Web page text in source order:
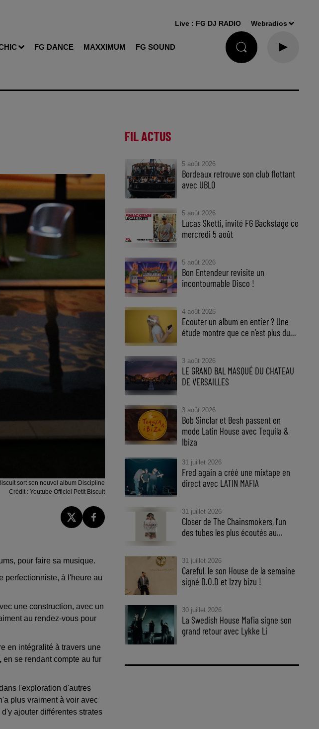
FG DANCE MAXXIMUM FG SOUND
Live : FG DJ RADIO Webradios
sort son nouvel album Discipline
Crédit : Youtube Officiel Petit Biscuit
pour faire sa musique.
perfectionniste, à l'heure au
une construction, avec un
au rendez-vous pour
en intégralité à travers une
en se rendant compte au fur
l'exploration d'autres
plus vraiment à voir avec
ajouter différentes strates
FIL ACTUS
5 août 2026
Bordeaux retrouve son club flottant
avec UBLO
5 août 2026
Lucas Sketti, invité FG Backstage ce
mercredi 5 août
5 août 2026
Bon Entendeur revisite un
incontournable Disco !
4 août 2026
Ecouter un album en entier ? Une
étude montre que ce n’est plus du...
3 août 2026
LE GRAND BAL MASQUÉ DU CHATEAU
DE VERSAILLES
3 août 2026
Bob Sinclar et Besh passent en
mode Latin House avec Tequila &
Ibiza
31 juillet 2026
Fred again a créé une mixtape en
direct avec LATIN MAFIA
31 juillet 2026
Closer de The Chainsmokers, l’un
des tubes les plus écoutés au...
31 juillet 2026
Careful, le son House de la semaine
signé D.O.D et Izzy bizu !
30 juillet 2026
La Swedish House Mafia signe son
grand retour avec Lykke Li